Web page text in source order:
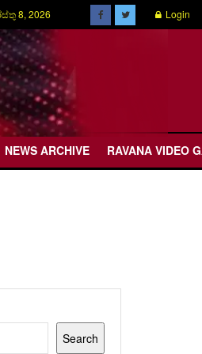
8, 2026 Login
NEWS ARCHIVE RAVANA VIDEO
Search